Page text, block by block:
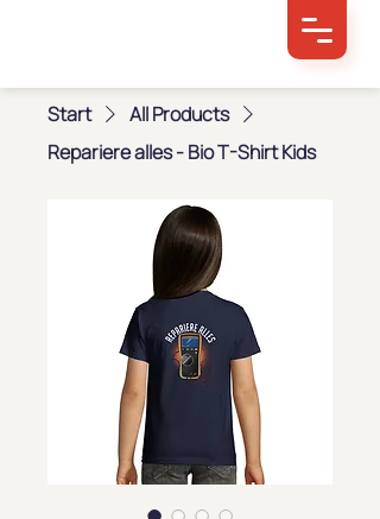
Start
All Products
Repariere alles - Bio T-Shirt Kids